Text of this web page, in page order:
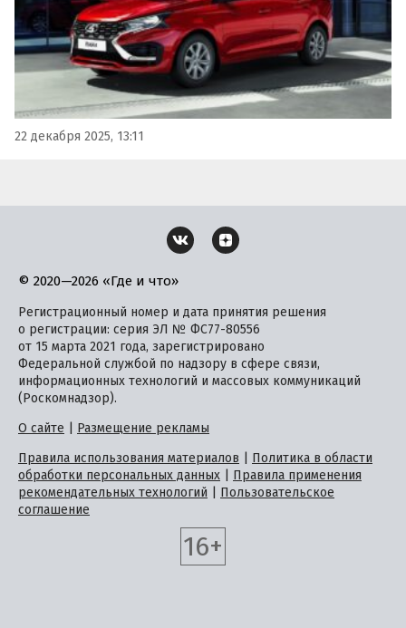
22 декабря 2025, 13:11
© 2020—2026 «Где и что»
Регистрационный номер и дата принятия решения
о регистрации: серия ЭЛ № ФС77-80556
от 15 марта 2021 года, зарегистрировано
Федеральной службой по надзору в сфере связи,
информационных технологий и массовых коммуникаций
(Роскомнадзор).
О сайте
Размещение рекламы
Правила использования материалов
Политика в области
обработки персональных данных
Правила применения
рекомендательных технологий
Пользовательское
соглашение
16+